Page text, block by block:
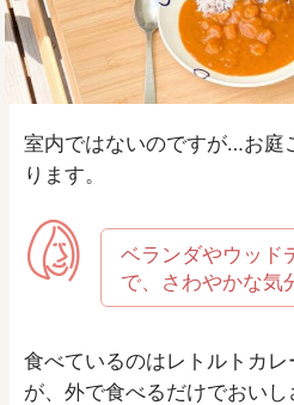
室内ではないのですが…お庭
ります。
ベランダやウッド
で、さわやかな気
食べているのはレトルトカ
が、外で食べるだけでおい